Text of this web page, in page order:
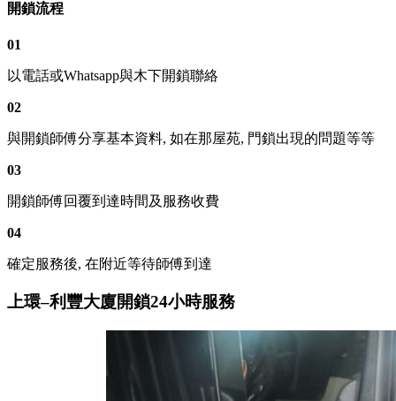
開鎖流程
01
以電話或Whatsapp與木下開鎖聯絡
02
與開鎖師傅分享基本資料, 如在那屋苑, 門鎖出現的問題等等
03
開鎖師傅回覆到達時間及服務收費
04
確定服務後, 在附近等待師傅到達
上環–利豐大廈開鎖24小時服務